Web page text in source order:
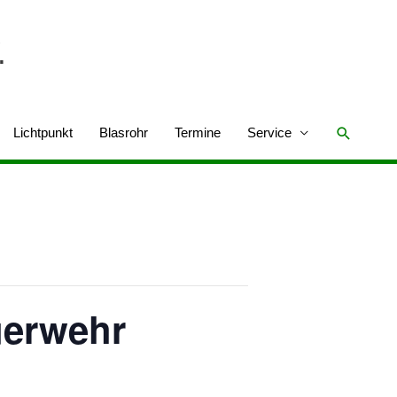
Lichtpunkt Blasrohr Termine Service Suchen